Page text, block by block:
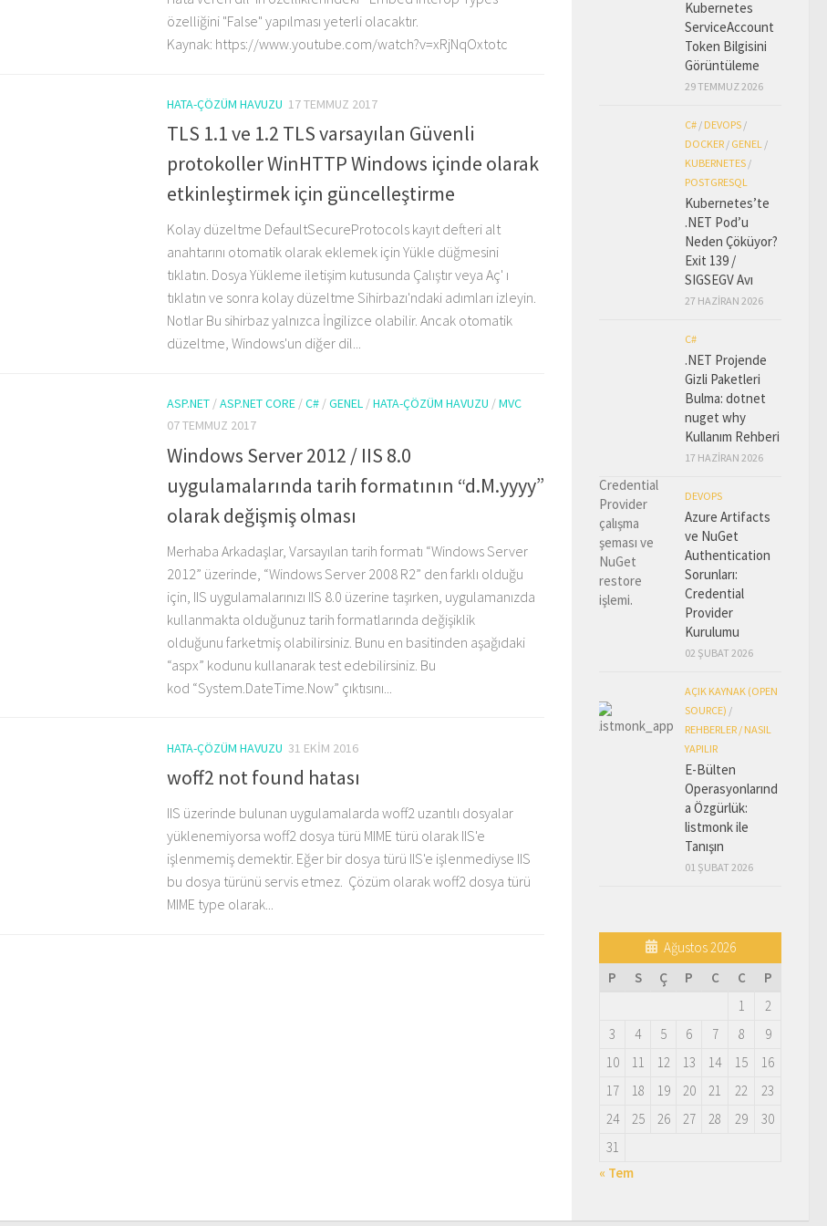
özelliğini "False" yapılması yeterli olacaktır.
Kaynak: https://www.youtube.com/watch?v=xRjNqOxtotc
HATA-ÇÖZÜM HAVUZU 17 TEMMUZ 2017
TLS 1.1 ve 1.2 TLS varsayılan Güvenli
protokoller WinHTTP Windows içinde olarak
etkinleştirmek için güncelleştirme
Kolay düzeltme DefaultSecureProtocols kayıt defteri alt
anahtarını otomatik olarak eklemek için Yükle düğmesini
tıklatın. Dosya Yükleme iletişim kutusunda Çalıştır veya Aç' ı
tıklatın ve sonra kolay düzeltme Sihirbazı'ndaki adımları izleyin.
Notlar Bu sihirbaz yalnızca İngilizce olabilir. Ancak otomatik
düzeltme, Windows'un diğer dil...
ASP.NET /ASP.NET CORE /C# /GENEL /HATA-ÇÖZÜM HAVUZU /MVC
07 TEMMUZ 2017
Windows Server 2012 / IIS 8.0
uygulamalarında tarih formatının “d.M.yyyy”
olarak değişmiş olması
Merhaba Arkadaşlar, Varsayılan tarih formatı “Windows Server
2012” üzerinde, “Windows Server 2008 R2” den farklı olduğu
için, IIS uygulamalarınızı IIS 8.0 üzerine taşırken, uygulamanızda
kullanmakta olduğunuz tarih formatlarında değişiklik
olduğunu farketmiş olabilirsiniz. Bunu en basitinden aşağıdaki
“aspx” kodunu kullanarak test edebilirsiniz. Bu
kod “System.DateTime.Now” çıktısını...
HATA-ÇÖZÜM HAVUZU 31 EKIM 2016
woff2 not found hatası
IIS üzerinde bulunan uygulamalarda woff2 uzantılı dosyalar
yüklenemiyorsa woff2 dosya türü MIME türü olarak IIS'e
işlenmemiş demektir. Eğer bir dosya türü IIS'e işlenmediyse IIS
bu dosya türünü servis etmez. Çözüm olarak woff2 dosya türü
MIME type olarak...
Kubernetes
ServiceAccount
Token Bilgisini
Görüntüleme
29 TEMMUZ 2026
C# / DEVOPS /
DOCKER / GENEL /
KUBERNETES /
POSTGRESQL
Kubernetes’te
.NET Pod’u
Neden Çöküyor?
Exit 139 /
SIGSEGV Avı
27 HAZIRAN 2026
C#
.NET Projende
Gizli Paketleri
Bulma: dotnet
nuget why
Kullanım Rehberi
17 HAZIRAN 2026
DEVOPS
Azure Artifacts
ve NuGet
Authentication
Sorunları:
Credential
Provider
Kurulumu
02 ŞUBAT 2026
AÇIK KAYNAK (OPEN
SOURCE) /
REHBERLER / NASIL
YAPILIR
E-Bülten
Operasyonlarınd
a Özgürlük:
listmonk ile
Tanışın
01 ŞUBAT 2026
Ağustos 2026
P
S Ç P C C
P
1
2
3
4 5 6 7 8
9
10
11 12 13 14 15
16
17
18 19 20 21 22
23
24
25 26 27 28 29
30
31
« Tem